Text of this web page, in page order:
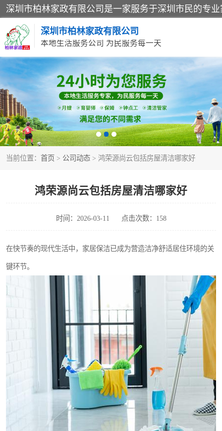
深圳市柏林家政有限公司
本地生活服务公司 为民服务每一天
当前位置： 首页 > 公司动态 > 鸿荣源尚云包括房屋清洁哪家好
鸿荣源尚云包括房屋清洁哪家好
时间：2026-03-11 点击次数：158
在快节奏的现代生活中，家居保洁已成为营造洁净舒适居住环境的关
键环节。
家居保洁
家庭保姆